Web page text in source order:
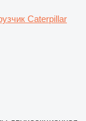
Caterpillar